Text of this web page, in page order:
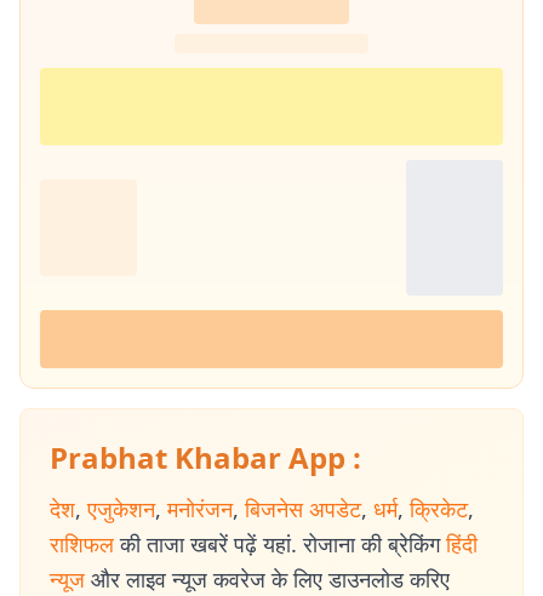
Prabhat Khabar App :
देश, एजुकेशन, मनोरंजन, बिजनेस अपडेट, धर्म, क्रिकेट,
राशिफल की ताजा खबरें पढ़ें यहां. रोजाना की ब्रेकिंग हिंदी
न्यूज और लाइव न्यूज कवरेज के लिए डाउनलोड करिए